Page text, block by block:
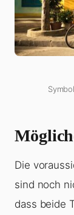
Die
sind noch
dass beide